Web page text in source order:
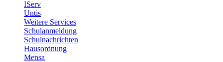
IServ
Untis
Weitere Services
Schulanmeldung
Schulnachrichten
Hausordnung
Mensa